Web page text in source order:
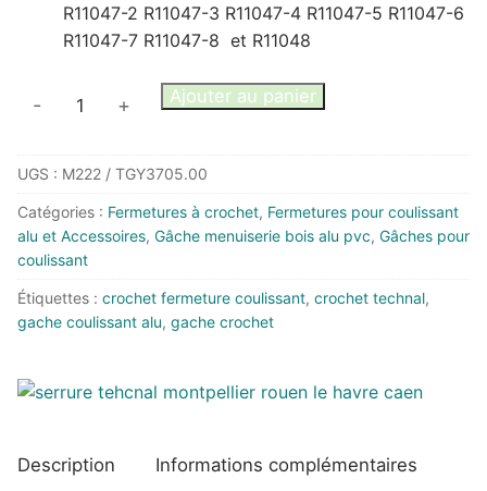
R11047-2 R11047-3 R11047-4 R11047-5 R11047-6
R11047-7 R11047-8 et R11048
quantité
TECHNAL
pour
baie
coulissante
R11047
R11048
- + Ajouter au panier
UGS : M222 / TGY3705.00
Catégories : Fermetures à crochet, Fermetures pour coulissant
alu et Accessoires, Gâche menuiserie bois alu pvc, Gâches pour
coulissant
Étiquettes : crochet fermeture coulissant, crochet technal,
gache coulissant alu, gache crochet
Description Informations complémentaires